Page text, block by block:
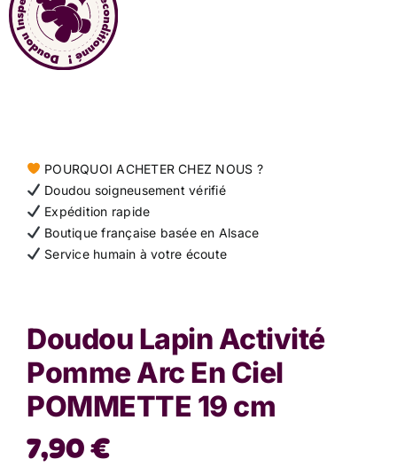
Contact
POURQUOI ACHETER CHEZ NOUS ?
Doudou soigneusement vérifié
Expédition rapide
Boutique française basée en Alsace
Service humain à votre écoute
Doudou Lapin Activité
Pomme Arc En Ciel
POMMETTE 19 cm
7,90€